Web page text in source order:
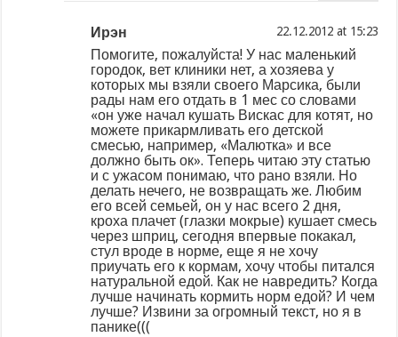
Ирэн at
Помогите, пожалуйста! У нас маленький
городок, вет клиники нет, а хозяева у
которых мы взяли своего Марсика, были
рады нам его отдать в 1 мес со словами
«он уже начал кушать Вискас для котят, но
можете прикармливать его детской
смесью, например, «Малютка» и все
должно быть ок». Теперь читаю эту статью
и с ужасом понимаю, что рано взяли. Но
делать нечего, не возвращать же. Любим
его всей семьей, он у нас всего 2 дня,
кроха плачет (глазки мокрые) кушает смесь
через шприц, сегодня впервые покакал,
стул вроде в норме, еще я не хочу
приучать его к кормам, хочу чтобы питался
натуральной едой. Как не навредить? Когда
лучше начинать кормить норм едой? И чем
лучше? Извини за огромный текст, но я в
панике(((